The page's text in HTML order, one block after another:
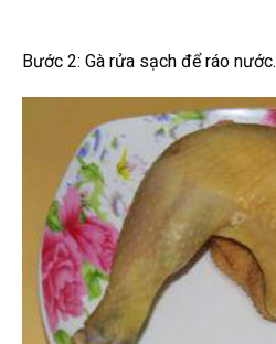
Bước 2: Gà rửa sạch để ráo nước.